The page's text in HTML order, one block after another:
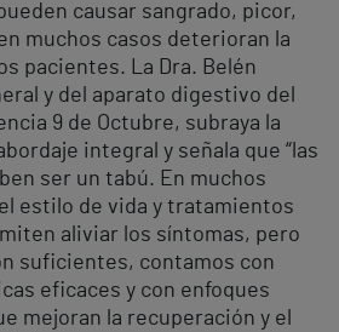
causar sangrado, picor,
muchos casos deterioran la
pacientes. La Dra. Belén
y del aparato digestivo del
9 de Octubre, subraya la
integral y señala que “las
ser un tabú. En muchos
estilo de vida y tratamientos
aliviar los síntomas, pero
suficientes, contamos con
eficaces y con enfoques
mejoran la recuperación y el